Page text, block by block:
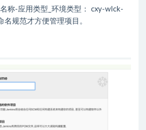
称-应用类型_环境类型： cxy-wlck-
名规范才方便管理项目。